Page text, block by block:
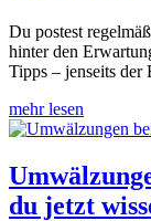
Du postest
hinter den
Tipps – jenseits der
mehr lesen
du jetzt